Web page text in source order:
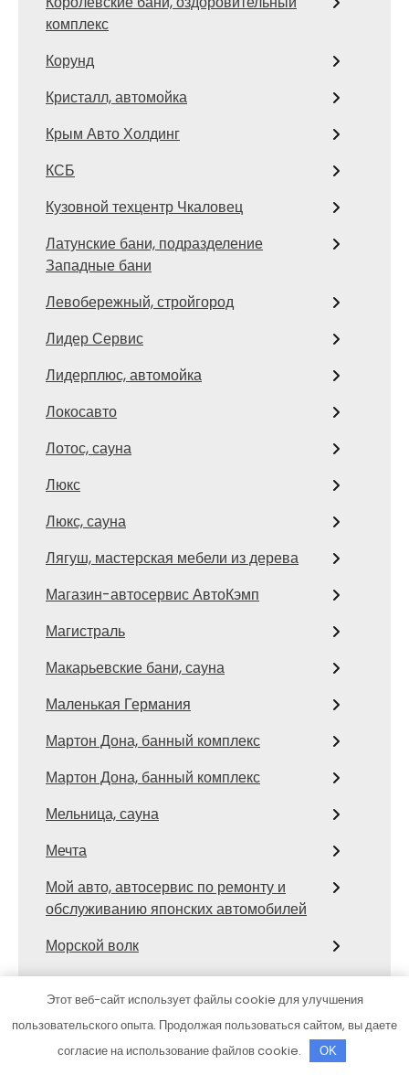
комплекс
Корунд
Кристалл, автомойка
Крым Авто Холдинг
КСБ
Кузовной техцентр Чкаловец
Латунские бани, подразделение
Западные бани
Левобережный, стройгород
Лидер Сервис
Лидерплюс, автомойка
Локосавто
Лотос, сауна
Люкс
Люкс, сауна
Лягуш, мастерская мебели из дерева
Магазин-автосервис АвтоКэмп
Магистраль
Макарьевские бани, сауна
Маленькая Германия
Мартон Дона, банный комплекс
Мартон Дона, банный комплекс
Мельница, сауна
Мечта
Мой авто, автосервис по ремонту и
обслуживанию японских автомобилей
Морской волк
Моторс
Моцарт, гостинично-развлекательный
Этот веб-сайт использует файлы cookie для улучшения
пользовательского опыта. Продолжая пользоваться сайтом, вы даете
согласие на использование файлов cookie.
OK